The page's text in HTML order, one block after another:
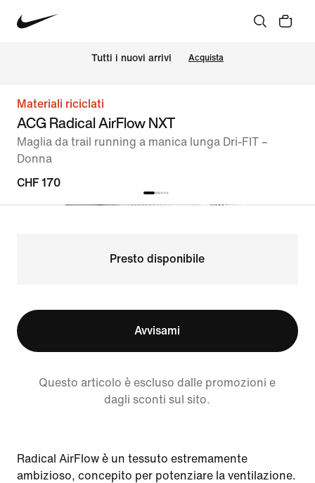
Tutti i nuovi arrivi Acquista
Materiali riciclati
ACG Radical AirFlow NXT
Maglia da trail running a manica lunga Dri-FIT –
Donna
CHF 170
Presto disponibile
Avvisami
Questo articolo è escluso dalle promozioni e
dagli sconti sul sito.
Radical AirFlow è un tessuto estremamente
ambizioso, concepito per potenziare la ventilazione.